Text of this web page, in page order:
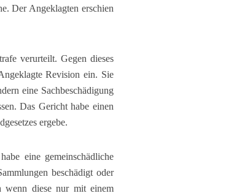
Der Angeklagten erschien
verurteilt. Gegen dieses
Revision ein. Sie
eine Sachbeschädigung
Das Gericht habe einen
ergebe.
eine gemeinschädliche
beschädigt oder
wenn diese nur mit einem